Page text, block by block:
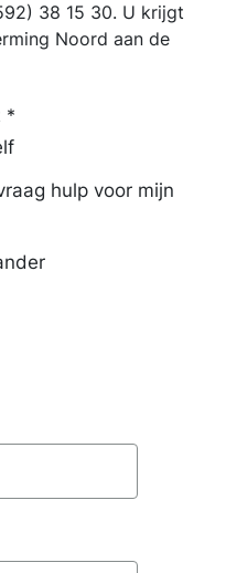
38 15 30. U krijgt
Noord aan de
*
hulp voor mijn